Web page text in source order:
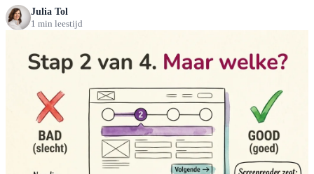
Julia Tol
1 min leestijd